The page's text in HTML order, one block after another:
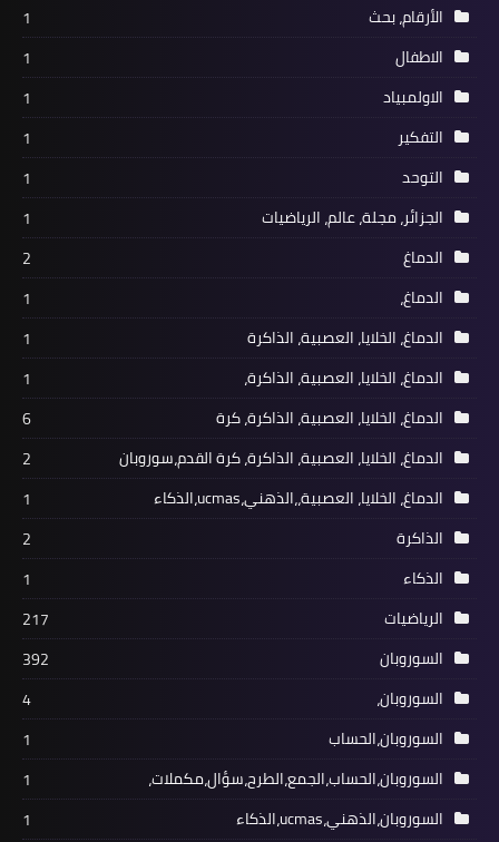
الأرقام، بحث
1
الاطفال
1
الاولمبياد
1
التفكير
1
التوحد
1
الجزائر، مجلة، عالم، الرياضيات
1
الدماغ
2
الدماغ،
1
الدماغ، الخلايا، العصبية، الذاكرة
1
الدماغ، الخلايا، العصبية، الذاكرة،
1
الدماغ، الخلايا، العصبية، الذاكرة، كرة
6
الدماغ، الخلايا، العصبية، الذاكرة، كرة القدم،سوروبان
2
الدماغ، الخلايا، العصبية،،الذهني،ucmas،الذكاء
1
الذاكرة
2
الذكاء
1
الرياضيات
217
السوروبان
392
السوروبان،
4
السوروبان،الحساب
1
السوروبان،الحساب،الجمع،الطرح،سؤال،مكملات،
1
السوروبان،الذهني،ucmas،الذكاء
1